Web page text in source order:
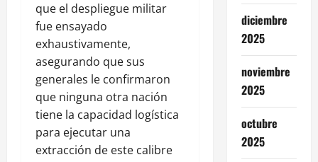
que el despliegue militar
fue ensayado
exhaustivamente,
asegurando que sus
generales le confirmaron
que ninguna otra nación
tiene la capacidad logística
para ejecutar una
extracción de este calibre
diciembre
2025
noviembre
2025
octubre
2025